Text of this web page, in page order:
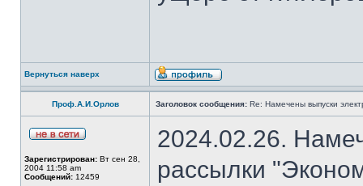
Вернуться наверх
Проф.А.И.Орлов Заголовок сообщения: Re: Намечены выпуски
Зарегистрирован: Вт сен 28,
2004 11:58 am
Сообщений: 12459
2024.02.26.
рассылки